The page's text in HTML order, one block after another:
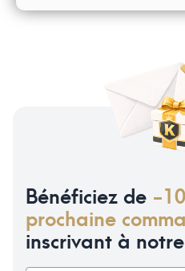
Bénéficiez de -
prochaine
inscrivant à